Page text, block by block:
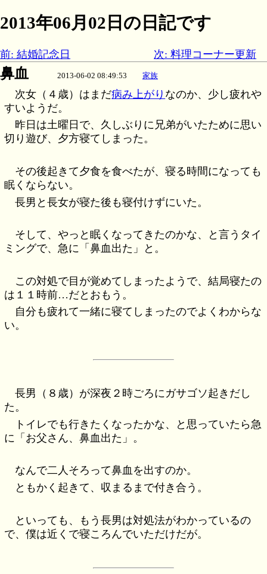
2013年06月02日の日記です
前: 結婚記念日 次: 料理コーナー更新
鼻血 2013-06-02 08:49:53 家族
次女（４歳）はまだ病み上がり なのか、少し疲れや
すいようだ。
昨日は土曜日で、久しぶりに兄弟がいたために思い
切り遊び、夕方寝てしまった。
その後起きて夕食を食べたが、寝る時間になっても
眠くならない。
長男と長女が寝た後も寝付けずにいた。
そして、やっと眠くなってきたのかな、と言うタイ
ミングで、急に「鼻血出た」と。
この対処で目が覚めてしまったようで、結局寝たの
は１１時前…だとおもう。
自分も疲れて一緒に寝てしまったのでよくわからな
い。
長男（８歳）が深夜２時ごろにガサゴソ起きだし
た。
トイレでも行きたくなったかな、と思っていたら急
に「お父さん、鼻血出た」。
なんで二人そろって鼻血を出すのか。
ともかく起きて、収まるまで付き合う。
といっても、もう長男は対処法がわかっているの
で、僕は近くで寝ころんでいただけだが。